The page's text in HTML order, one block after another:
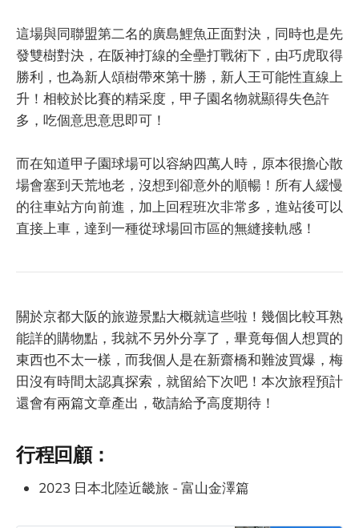
這場與同聯盟第二名的廣島鯉魚正面對決，同時也是先
發雙樹對決，在阪神打線的全壘打戰術下，由巧虎取得
勝利，也為新人頌樹帶來第十勝，新人王可能性直線上
升！相較於比賽的精采度，甲子園名物就顯得失色許
多，吃個意思意思即可！
而在知道甲子園球場可以容納四萬人時，原本很擔心散
場會塞到天荒地老，沒想到卻意外的順暢！所有人緩慢
的往車站方向前進，加上回程班次非常多，進站後可以
直接上車，達到一種從球場回市區的無縫接軌感！
關於京都大阪的旅遊景點大概就這些啦！幾個比較耳熟
能詳的購物點，我就不另外分享了，畢竟每個人想買的
東西也不太一樣，而我個人是在新齋橋和難波買爆，梅
田沒有時間太認真探索，就留給下次吧！本次旅程預計
還會有兩篇文章產出，敬請給予高度期待！
行程回顧：
2023 日本北陸近畿旅 - 富山金澤篇